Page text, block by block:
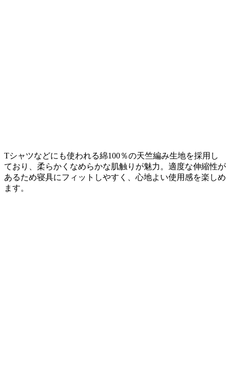
Tシャツなどにも使われる綿100％の天竺編み生地を採用し
ており、柔らかくなめらかな肌触りが魅力。適度な伸縮性が
あるため寝具にフィットしやすく、心地よい使用感を楽しめ
ます。